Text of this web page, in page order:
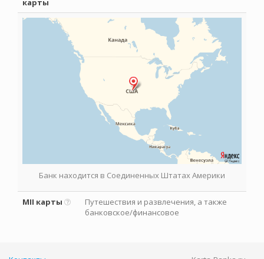
карты
Банк находится в Соединенных Штатах Америки
MII карты
Путешествия и развлечения, а также
банковское/финансовое